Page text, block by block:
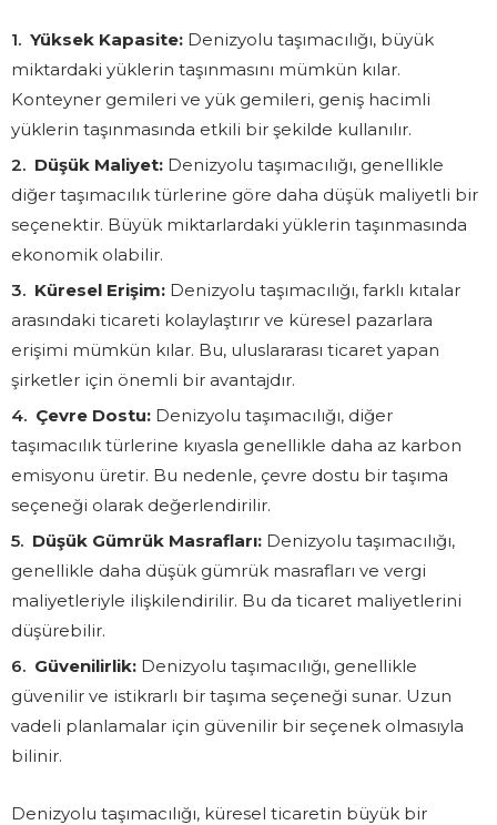
Yüksek Kapasite: Denizyolu taşımacılığı, büyük
miktardaki yüklerin taşınmasını mümkün kılar.
Konteyner gemileri ve yük gemileri, geniş hacimli
yüklerin taşınmasında etkili bir şekilde kullanılır.
Düşük Maliyet: Denizyolu taşımacılığı, genellikle
diğer taşımacılık türlerine göre daha düşük maliyetli bir
seçenektir. Büyük miktarlardaki yüklerin taşınmasında
ekonomik olabilir.
Küresel Erişim: Denizyolu taşımacılığı, farklı kıtalar
arasındaki ticareti kolaylaştırır ve küresel pazarlara
erişimi mümkün kılar. Bu, uluslararası ticaret yapan
şirketler için önemli bir avantajdır.
Çevre Dostu: Denizyolu taşımacılığı, diğer
taşımacılık türlerine kıyasla genellikle daha az karbon
emisyonu üretir. Bu nedenle, çevre dostu bir taşıma
seçeneği olarak değerlendirilir.
Düşük Gümrük Masrafları: Denizyolu taşımacılığı,
genellikle daha düşük gümrük masrafları ve vergi
maliyetleriyle ilişkilendirilir. Bu da ticaret maliyetlerini
düşürebilir.
Güvenilirlik: Denizyolu taşımacılığı, genellikle
güvenilir ve istikrarlı bir taşıma seçeneği sunar. Uzun
vadeli planlamalar için güvenilir bir seçenek olmasıyla
bilinir.
Denizyolu taşımacılığı, küresel ticaretin büyük bir